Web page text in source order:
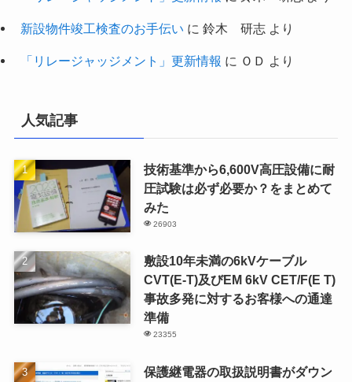
新設物件竣工検査のお手伝い に 鈴木 研志より
「リレージャッジメント」更新情報 に ＯＤ より
人気記事
技術基準から6,600V高圧設備に耐
圧試験は必ず必要か？をまとめて
みた
26903
敷設10年未満の6kVケーブル
CVT(E-T)及びEM 6kV CET/F(E T)
事故多発に対するお客様への通達
準備
23355
保護継電器の取扱説明書がダウン